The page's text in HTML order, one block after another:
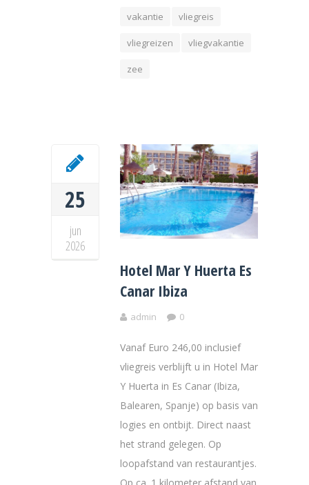
vakantie vliegreis
vliegreizen vliegvakantie
zee
25
jun
2026
Hotel Mar Y Huerta Es
Canar Ibiza
admin 0
Vanaf Euro 246,00 inclusief
vliegreis verblijft u in Hotel Mar
Y Huerta in Es Canar (Ibiza,
Balearen, Spanje) op basis van
logies en ontbijt. Direct naast
het strand gelegen. Op
loopafstand van restaurantjes.
Op ca. 1 kilometer afstand van